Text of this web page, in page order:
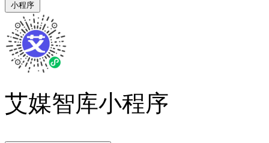
小程序
艾媒智库小程序